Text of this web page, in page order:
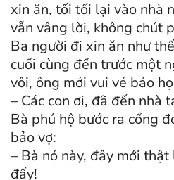
xin ăn, tối tối lại vào nhà
vẫn vâng lời, không chút
Ba người đi xin ăn như
cuối cùng đến trước một
vôi, ông mới vui vẻ bảo
– Các con ơi, đã đến nhà
Bà phú hộ bước ra cổng
bảo vợ:
– Bà nó này, đây mới
đấy!